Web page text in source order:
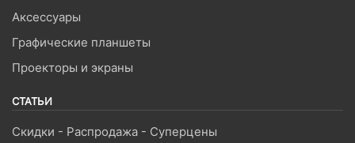
Аксессуары
Графические планшеты
Проекторы и экраны
СТАТЬИ
Скидки - Распродажа - Суперцены